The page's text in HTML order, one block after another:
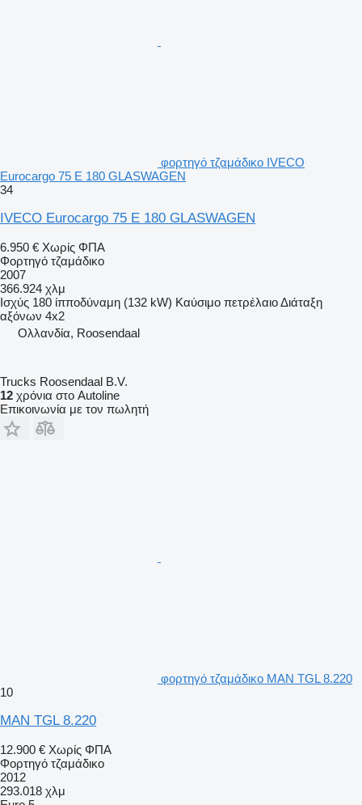
φορτηγό τζαμάδικο IVECO
Eurocargo 75 E 180 GLASWAGEN
34
IVECO Eurocargo 75 E 180 GLASWAGEN
6.950 € Χωρίς ΦΠΑ
Φορτηγό τζαμάδικο
2007
366.924 χλμ
Ισχύς 180 ίπποδύναμη (132 kW) Καύσιμο πετρέλαιοΔιάταξη
αξόνων 4x2
Ολλανδία, Roosendaal
Trucks Roosendaal B.V.
12 χρόνια στο Autoline
Επικοινωνία με τον πωλητή
φορτηγό τζαμάδικο MAN TGL 8.220
10
MAN TGL 8.220
12.900 € Χωρίς ΦΠΑ
Φορτηγό τζαμάδικο
2012
293.018 χλμ